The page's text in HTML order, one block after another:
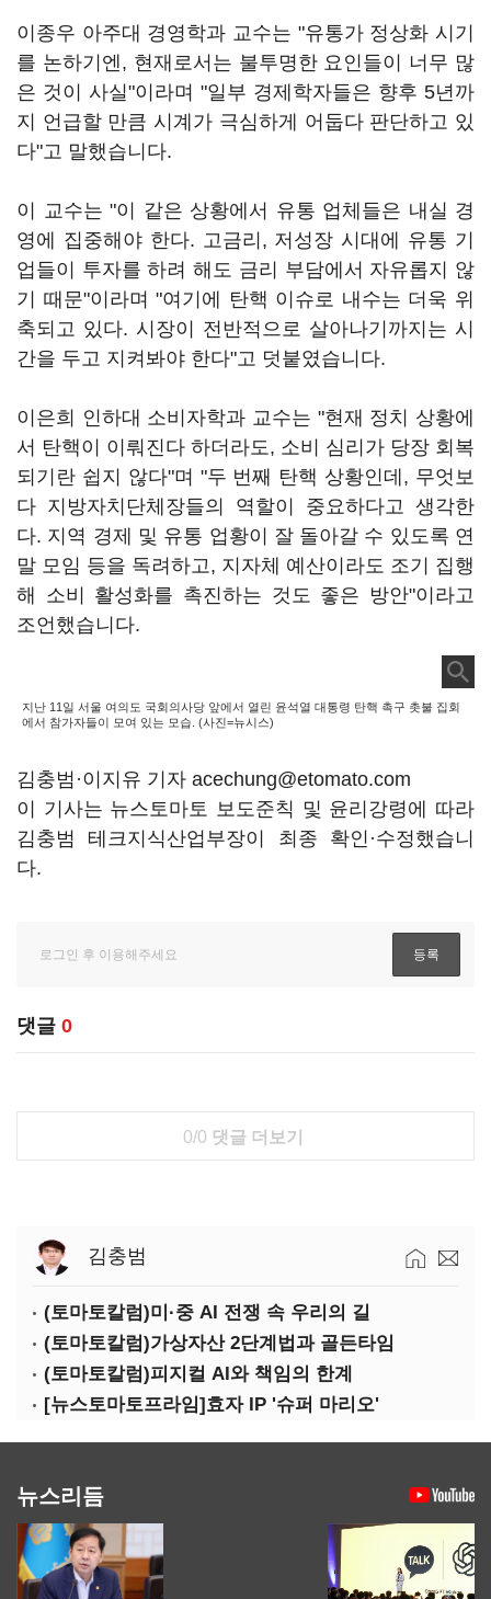
이종우 아주대 경영학과 교수는 "유통가 정상화 시기
를 논하기엔, 현재로서는 불투명한 요인들이 너무 많
은 것이 사실"이라며 "일부 경제학자들은 향후 5년까
지 언급할 만큼 시계가 극심하게 어둡다 판단하고 있
다"고 말했습니다.
이 교수는 "이 같은 상황에서 유통 업체들은 내실 경
영에 집중해야 한다. 고금리, 저성장 시대에 유통 기
업들이 투자를 하려 해도 금리 부담에서 자유롭지 않
기 때문"이라며 "여기에 탄핵 이슈로 내수는 더욱 위
축되고 있다. 시장이 전반적으로 살아나기까지는 시
간을 두고 지켜봐야 한다"고 덧붙였습니다.
이은희 인하대 소비자학과 교수는 "현재 정치 상황에
서 탄핵이 이뤄진다 하더라도, 소비 심리가 당장 회복
되기란 쉽지 않다"며 "두 번째 탄핵 상황인데, 무엇보
다 지방자치단체장들의 역할이 중요하다고 생각한
다. 지역 경제 및 유통 업황이 잘 돌아갈 수 있도록 연
말 모임 등을 독려하고, 지자체 예산이라도 조기 집행
해 소비 활성화를 촉진하는 것도 좋은 방안"이라고
조언했습니다.
지난 11일 서울 여의도 국회의사당 앞에서 열린 윤석열 대통령 탄핵 촉구 촛불 집회
에서 참가자들이 모여 있는 모습. (사진=뉴시스)
김충범·이지유 기자 acechung@etomato.com
이 기사는 뉴스토마토 보도준칙 및 윤리강령에 따라
김충범 테크지식산업부장이 최종 확인·수정했습니
다.
댓글 0
0/0 댓글 더보기
김충범
(토마토칼럼)미·중 AI 전쟁 속 우리의 길
(토마토칼럼)가상자산 2단계법과 골든타임
(토마토칼럼)피지컬 AI와 책임의 한계
[뉴스토마토프라임]효자 IP '슈퍼 마리오'
뉴스리듬